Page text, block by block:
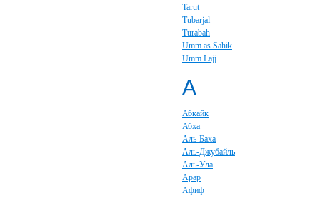
Tarut
Tubarjal
Turabah
Umm as Sahik
Umm Lajj
А
Абкайк
Абха
Аль-Баха
Аль-Джубайль
Аль-Ула
Арар
Афиф